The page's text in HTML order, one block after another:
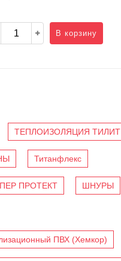
В корзину
ТЕПЛОИЗОЛЯЦИЯ ТИЛИТ
Титанфлекс
ПРОТЕКТ ШНУРЫ
ПВХ (Хемкор)